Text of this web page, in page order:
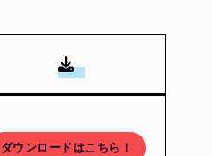
ダウンロードはこちら！